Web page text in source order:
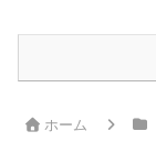
ホーム